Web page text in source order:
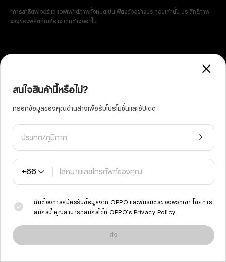
เราใช้คุกกี้และเทคโนโลยีที่คล้ายคลึงกันเพื่อให้ไซต์นี้ทำงานได้อย่างถูกต้องและเพื่อ
วิเคราะห์ปริมาณการใช้งานและปรับปรุงประสบการณ์การเรียกดูของคุณให้เหมาะสม
การเรียกดูไซต์นี้ต่อไปจะถือว่าคุณยอมรับการใช้งานคุกกี้ดังกล่าวอ่านเพิ่มเติม
*การสาธิตฟีเจอร์และเอฟเฟกต์ภาพทั้งหมดเป็นเพียงตัวอย่างประกอบเท่านั้น ประสิทธิภาพ
จริงของผลิตภัณฑ์อาจแตกต่างออกไป
การคุ้มครองความลื่นไหลยาวนาน 48 เดือน
ดีเหมือนใหม่ แม้ผ่านไป 4 ปี
ผ่านการทดสอบการใช้งาน 48 เดือน สมาร์ตโฟนรุ่นนี้ถูก
ออกแบบให้ยังคงความเร็วและความตอบสนองได้ดี ทำให้การ
เลื่อนหน้าจอ เล่นเกม และมัลติทาสก์ในชีวิตประจำวันยังคงลื่น
สนใจสินค้านี้หรือไม่?
กรอกข้อมูลของคุณด้านล่างเพื่อรับโปรโมชั่นและอัปเดต
ประเทศ/ภูมิภาค
+66
ฉันต้องการสมัครรับข้อมูลจาก OPPO และพันธมิตรของพวกเขา โดยการ
สมัครนี้ คุณสามารถสมัครได้ที่ OPPO's Privacy Policy
ส่ง